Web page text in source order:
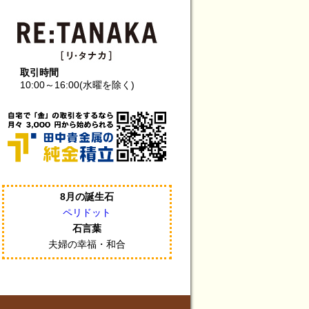
取引時間
10:00～16:00(水曜を除く)
8月の誕生石
ペリドット
石言葉
夫婦の幸福・和合